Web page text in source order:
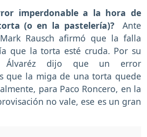
imperdonable a la hora de
(o en la pastelería)? Ante
Rausch afirmó que la falla
que la torta esté cruda. Por su
Álvaréz dijo que un error
que la miga de una torta quede
para Paco Roncero, en la
no vale, ese es un gran